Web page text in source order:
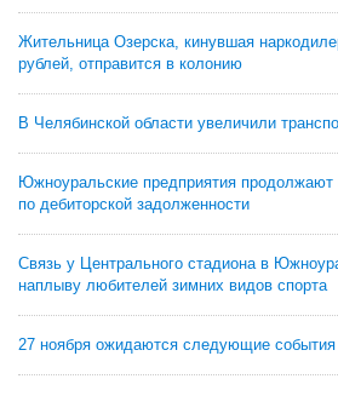
Жительница Озерска, кинувшая
рублей, отправится в колонию
В Челябинской области увеличили
Южноуральские предприятия продолжают
по дебиторской задолженности
Связь у Центрального стадиона в
наплыву любителей зимних видов спорта
27 ноября ожидаются следующие